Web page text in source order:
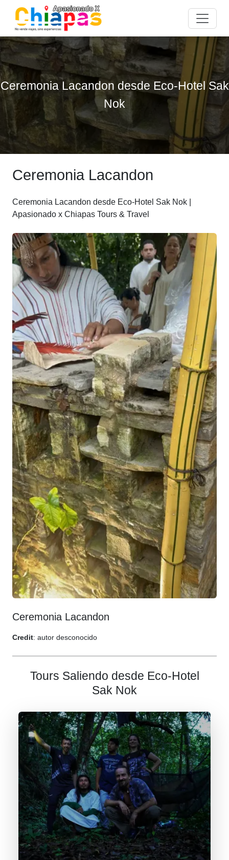
Ceremonia Lacandon desde Eco-Hotel Sak
Nok
Ceremonia Lacandon
Ceremonia Lacandon desde Eco-Hotel Sak Nok |
Apasionado x Chiapas Tours & Travel
Ceremonia Lacandon
Credit: autor desconocido
Tours Saliendo desde Eco-Hotel
Sak Nok